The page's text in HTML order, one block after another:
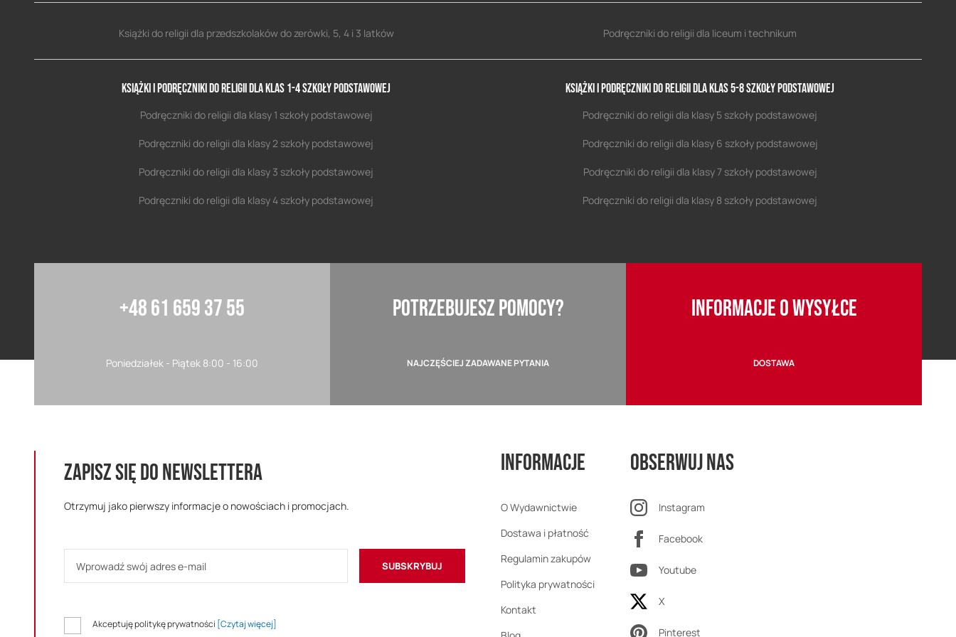
Książki do religii dla przedszkolaków do zerówki, 5, 4 i 3 latków Podręczniki do religii dla liceum i technikum
Książki i podręczniki do religii dla klas 1-4 szkoły podstawowej
Podręczniki do religii dla klasy 1 szkoły podstawowej
Podręczniki do religii dla klasy 2 szkoły podstawowej
Podręczniki do religii dla klasy 3 szkoły podstawowej
Podręczniki do religii dla klasy 4 szkoły podstawowej
Książki i podręczniki do religii dla klas 5-8 szkoły podstawowej
Podręczniki do religii dla klasy 5 szkoły podstawowej
Podręczniki do religii dla klasy 6 szkoły podstawowej
Podręczniki do religii dla klasy 7 szkoły podstawowej
Podręczniki do religii dla klasy 8 szkoły podstawowej
+48 61 659 37 55
Poniedziałek - Piątek 8:00 - 16:00
POTRZEBUJESZ POMOCY?
NAJCZĘŚCIEJ ZADAWANE PYTANIA
INFORMACJE O WYSYŁCE
DOSTAWA
ZAPISZ SIĘ DO NEWSLETTERA
Otrzymuj jako pierwszy informacje o nowościach i promocjach.
SUBSKRYBUJ
Akceptuję politykę prywatności [Czytaj więcej]
Informacje
O Wydawnictwie
Dostawa i płatność
Regulamin zakupów
Polityka prywatności
Kontakt
Obserwuj nas
Instagram
Facebook
Youtube
X
Pinterest